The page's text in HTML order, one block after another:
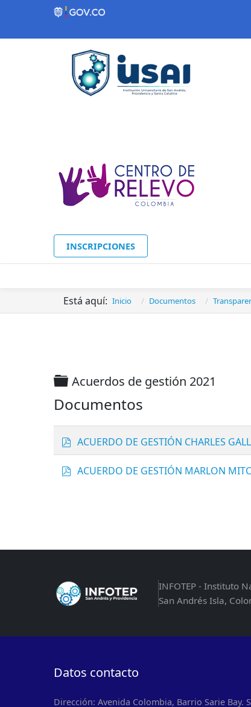
Contenido inicial
INSCRIPCIONES
Está aquí: Inicio Documentos
Carpeta
Acuerdos de gestión 2021
Documentos
pACUERDO DE GESTIÓN CHARLES
pACUERDO DE GESTIÓN MARLON
INFOTEP - Instituto
San Andrés Isla,
Datos contacto
Dirección: Avenida Colombia, Barrio Sarie Bay.